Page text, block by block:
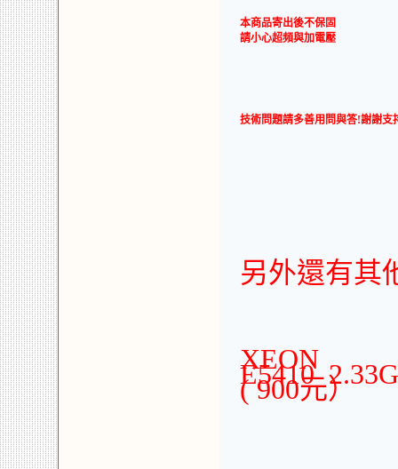
本商品寄出後不保固
請小心超頻與加電壓
技術問題請多善用問與答!謝謝支
另外還有其
XEON
E5410
( 900元）